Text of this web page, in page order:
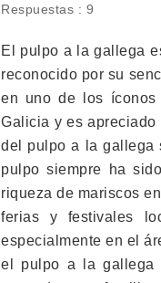
Respuestas : 9
El pulpo a la gallega
reconocido por su
en uno de los íconos
Galicia y es
del pulpo a la gallega
pulpo siempre ha
riqueza de mariscos
ferias y festivales
especialmente en el
el pulpo a la gallega